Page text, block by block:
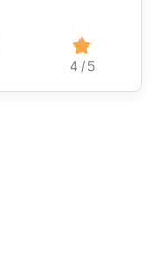
4 / 5